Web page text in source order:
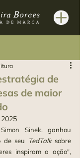
de
de maior
Sinek, ganhou
de seu
TedTalk sobre
inspiram a ação",